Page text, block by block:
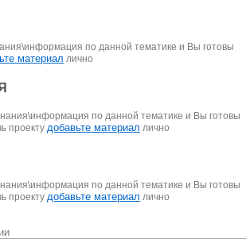
по данной тематике и Вы готовы
материал лично
по данной тематике и Вы готовы
проекту добавьте материал лично
по данной тематике и Вы готовы
проекту добавьте материал лично